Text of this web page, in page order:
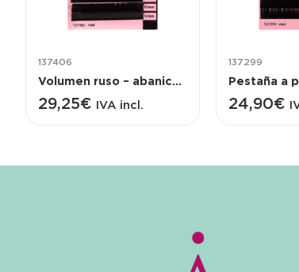
137406
Volumen ruso – abanicos para confeccionar – colocación de extensiones – distintos largos – D
29,25€ IVA incl.
137299
24,90€